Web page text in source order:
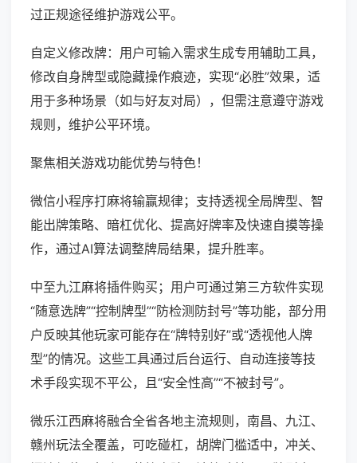
过正规途径维护游戏公平。
自定义修改牌：用户可输入需求生成专用辅助工具，
修改自身牌型或隐藏操作痕迹，实现“必胜”效果，适
用于多种场景（如与好友对局），但需注意遵守游戏
规则，维护公平环境。
聚焦相关游戏功能优势与特色！
微信小程序打麻将输赢规律；支持透视全局牌型、智
能出牌策略、暗杠优化、提高好牌率及快速自摸等操
作，通过AI算法调整牌局结果，提升胜率。
中至九江麻将插件购买；用户可通过第三方软件实现
“随意选牌”“控制牌型”“防检测防封号”等功能，部分用
户反映其他玩家可能存在“牌特别好”或“透视他人牌
型”的情况。这些工具通过后台运行、自动连接等技
术手段实现不平公，且“安全性高”“不被封号”。
微乐江西麻将融合全省各地主流规则，南昌、九江、
赣州玩法全覆盖，可吃碰杠，胡牌门槛适中，冲关、